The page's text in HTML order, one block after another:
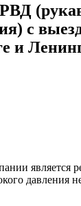
с
и
является
давления